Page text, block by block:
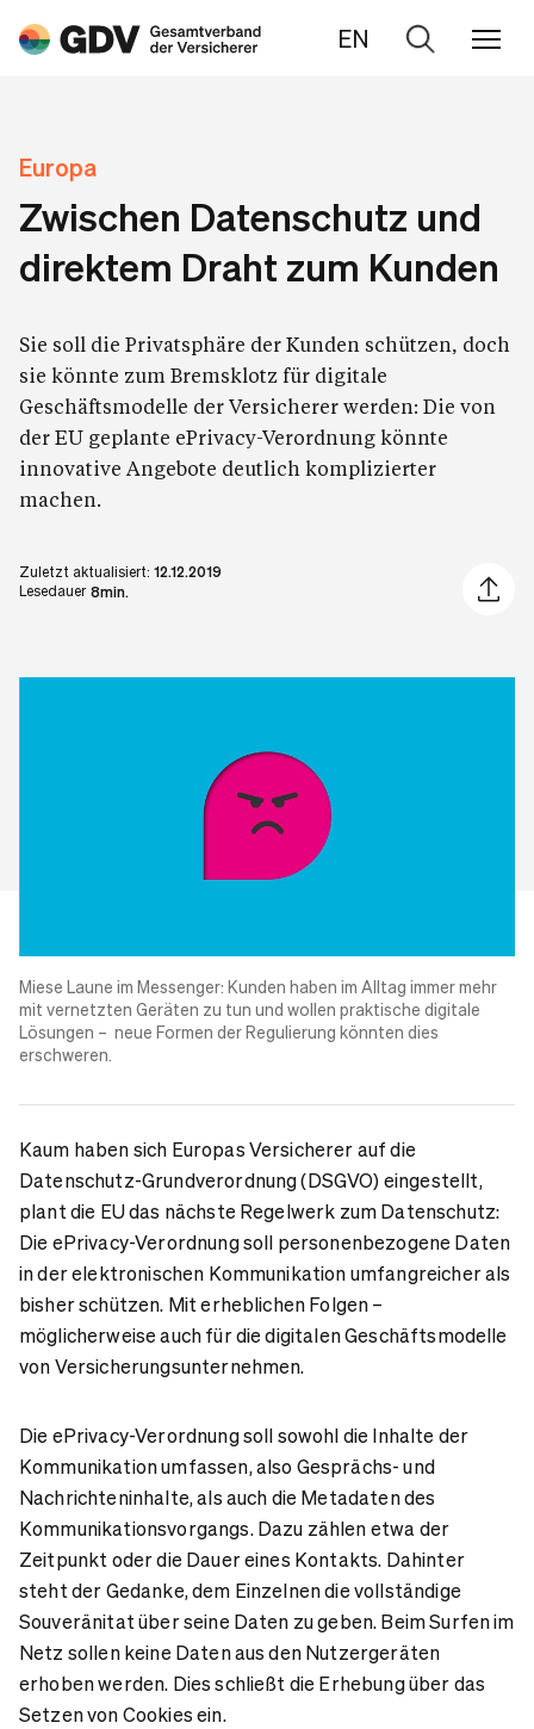
EN
Zur
Europa
Zwischen Datenschutz und
direktem Draht zum Kunden
Sie soll die Privatsphäre der Kunden schützen, doch
sie könnte zum Bremsklotz für digitale
Geschäftsmodelle der Versicherer werden: Die von
der EU geplante ePrivacy-Verordnung könnte
innovative Angebote deutlich komplizierter
machen.
Zuletzt aktualisiert: 12.12.2019
Lesedauer 8min.
Artikel
Miese Laune im Messenger: Kunden haben im Alltag immer mehr
mit vernetzten Geräten zu tun und wollen praktische digitale
Lösungen – neue Formen der Regulierung könnten dies
erschweren.
Kaum haben sich Europas Versicherer auf die
Datenschutz-Grundverordnung (DSGVO) eingestellt,
plant die EU das nächste Regelwerk zum Datenschutz:
Die ePrivacy-Verordnung soll personenbezogene Daten
in der elektronischen Kommunikation umfangreicher als
bisher schützen. Mit erheblichen Folgen –
möglicherweise auch für die digitalen Geschäftsmodelle
von Versicherungsunternehmen.
Die ePrivacy-Verordnung soll sowohl die Inhalte der
Kommunikation umfassen, also Gesprächs- und
Nachrichteninhalte, als auch die Metadaten des
Kommunikationsvorgangs. Dazu zählen etwa der
Zeitpunkt oder die Dauer eines Kontakts. Dahinter
steht der Gedanke, dem Einzelnen die vollständige
Souveränitat über seine Daten zu geben. Beim Surfen im
Netz sollen keine Daten aus den Nutzergeräten
erhoben werden. Dies schließt die Erhebung über das
Setzen von Cookies ein.